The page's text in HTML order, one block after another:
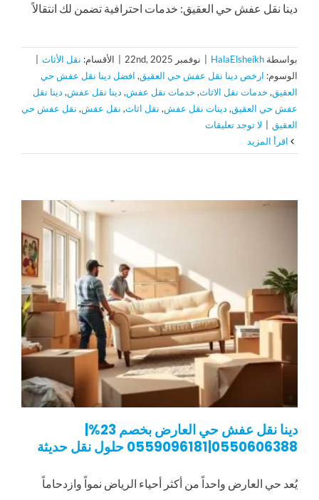
دينا نقل عفش حي العقيق: خدمات احترافية تضمن لك انتقالاً
بواسطة HalaElsheikh نوفمبر 22nd, 2025 الأقسام: نقل الأثاث
الوسوم: ارخص دينا نقل عفش حي العقيق, افضل دينا نقل عفش حي
العقيق, خدمات نقل الاثاث, خدمات نقل عفش, دينا نقل عفش, دينا نقل
عفش حي العقيق, دينات نقل عفش, نقل اثاث, نقل عفش, نقل عفش حي
العقيق
لا توجد تعليقات
دينا نقل عفش حي العارض بخصم 23%|
0550606388|0559096181 حلول نقل حديثة
يُعد حي العارض واحداً من أكثر أحياء الرياض نمواً وازدحاماً